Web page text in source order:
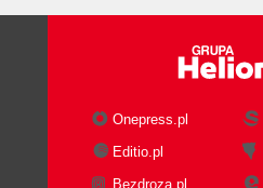
Onepress.pl
Editio.pl
Bezdroza.pl